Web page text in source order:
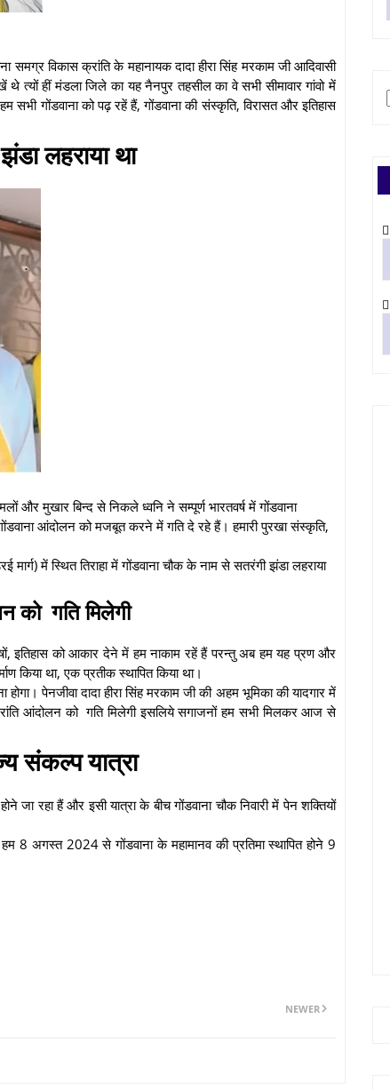
समग्र विकास क्रांति के महानायक दादा हीरा सिंह मरकाम जी आदिवासी
हीं मंडला जिले का यह नैनपुर तहसील का वे सभी सीमावार गांवो में
गोंडवाना को पढ़ रहें हैं, गोंडवाना की संस्कृति, विरासत और इतिहास
लहराया था
और मुखार बिन्द से निकले ध्वनि ने सम्पूर्ण भारतवर्ष में गोंडवाना
आंदोलन को मजबूत करने में गति दे रहे हैं। हमारी पुरखा संस्कृति,
मार्ग) में स्थित तिराहा में गोंडवाना चौक के नाम से सतरंगी झंडा लहराया
को गति मिलेगी
इतिहास को आकार देने में हम नाकाम रहें हैं परन्तु अब हम यह प्रण और
किया था, एक प्रतीक स्थापित किया था।
पेनजीवा दादा हीरा सिंह मरकाम जी की अहम भूमिका की यादगार में
क्रांति आंदोलन को गति मिलेगी इसलिये सगाजनों हम सभी मिलकर आज से
संकल्प यात्रा
रहा हैं और इसी यात्रा के बीच गोंडवाना चौक निवारी में पेन शक्तियों
8 अगस्त 2024 से गोंडवाना के महामानव की प्रतिमा स्थापित होने 9
NEWER